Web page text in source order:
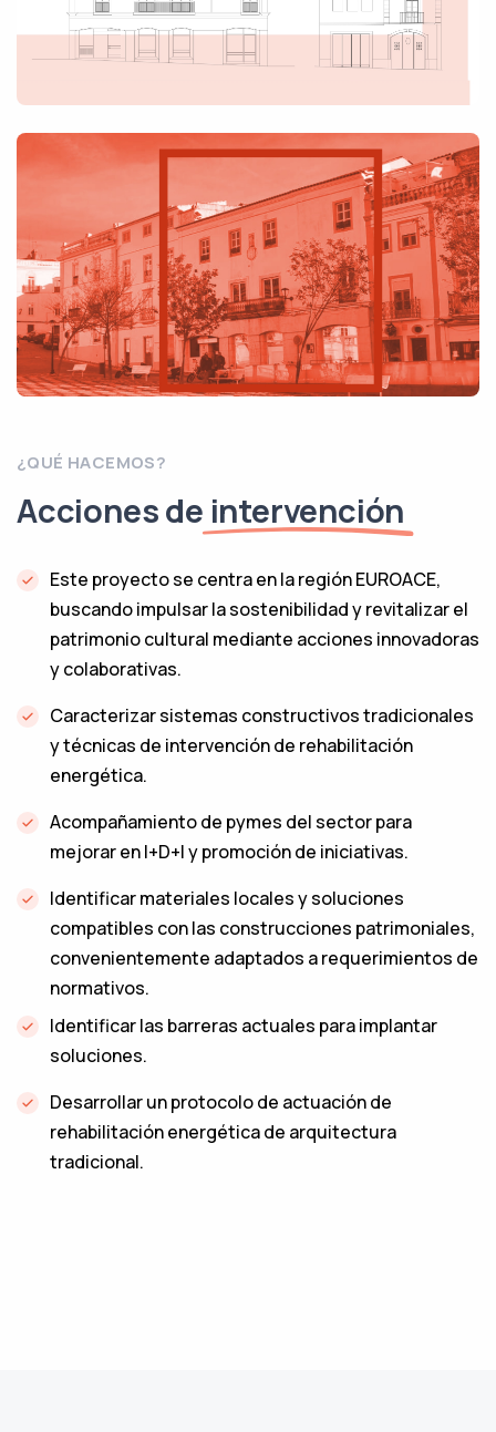
¿QUÉ HACEMOS?
Acciones de intervención
Este proyecto se centra en la región EUROACE,
buscando impulsar la sostenibilidad y revitalizar el
patrimonio cultural mediante acciones innovadoras
y colaborativas.
Caracterizar sistemas constructivos tradicionales
y técnicas de intervención de rehabilitación
energética.
Acompañamiento de pymes del sector para
mejorar en I+D+I y promoción de iniciativas.
Identificar materiales locales y soluciones
compatibles con las construcciones patrimoniales,
convenientemente adaptados a requerimientos de
normativos.
‌Identificar las barreras actuales para implantar
soluciones.
Desarrollar un protocolo de actuación de
rehabilitación energética de arquitectura
tradicional.